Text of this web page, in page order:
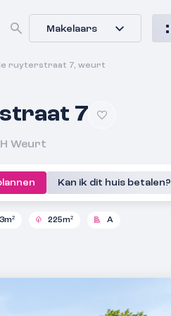
Makelaars
ruyterstraat 7, weurt
7
Weurt
Kan ik dit huis betalen?
225m² A